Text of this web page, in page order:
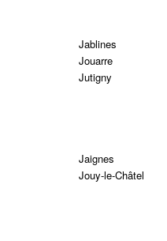
Jablines
Jouarre
Jutigny
Jaignes
Jouy-le-Châtel